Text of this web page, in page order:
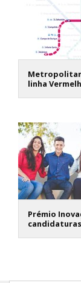
linha
Prémio